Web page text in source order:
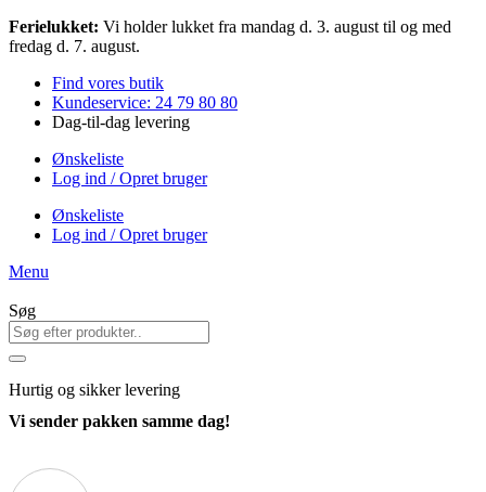
Videre
til
Ferielukket: Vi holder lukket fra mandag d. 3. august til og med
fredag d. 7. august.
Find vores butik
Kundeservice: 24 79 80 80
Dag-til-dag levering
Ønskeliste
Log ind / Opret bruger
Ønskeliste
Log ind / Opret bruger
Menu
Søg
Hurtig og sikker levering
Vi sender pakken samme dag!